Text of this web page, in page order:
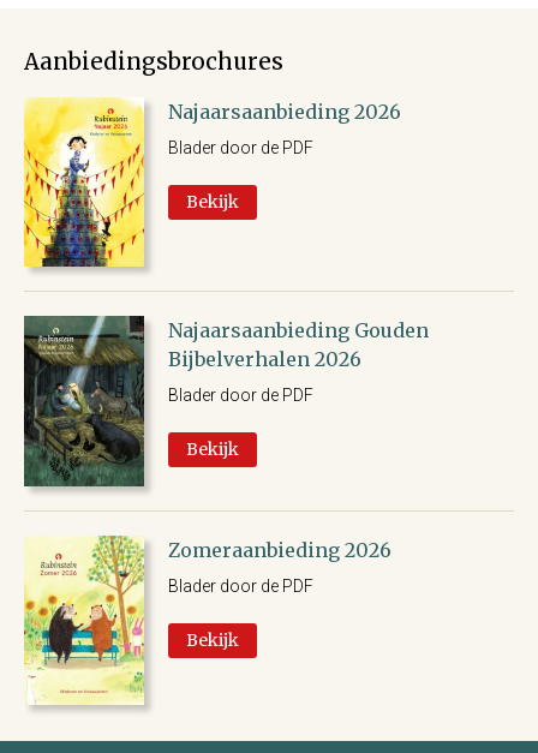
Aanbiedingsbrochures
Najaarsaanbieding 2026
Blader door de PDF
Bekijk
Najaarsaanbieding Gouden
Bijbelverhalen 2026
Blader door de PDF
Bekijk
Zomeraanbieding 2026
Blader door de PDF
Bekijk